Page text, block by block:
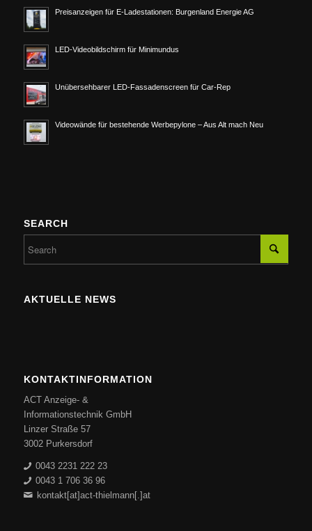
Preisanzeigen für E-Ladestationen: Burgenland Energie AG
LED-Videobildschirm für Minimundus
Unübersehbarer LED-Fassadenscreen für Car-Rep
Videowände für bestehende Werbepylone – Aus Alt mach Neu
SEARCH
AKTUELLE NEWS
KONTAKTINFORMATION
ACT Anzeige- &
Informationstechnik GmbH
Linzer Straße 57
3002 Purkersdorf
0043 2231 222 23
0043 1 706 36 96
kontakt[at]act-thielmann[.]at